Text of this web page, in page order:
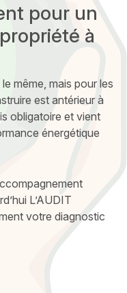
pour un
à
même, mais pour les
est antérieur à
obligatoire et vient
énergétique
L’AUDIT
votre diagnostic